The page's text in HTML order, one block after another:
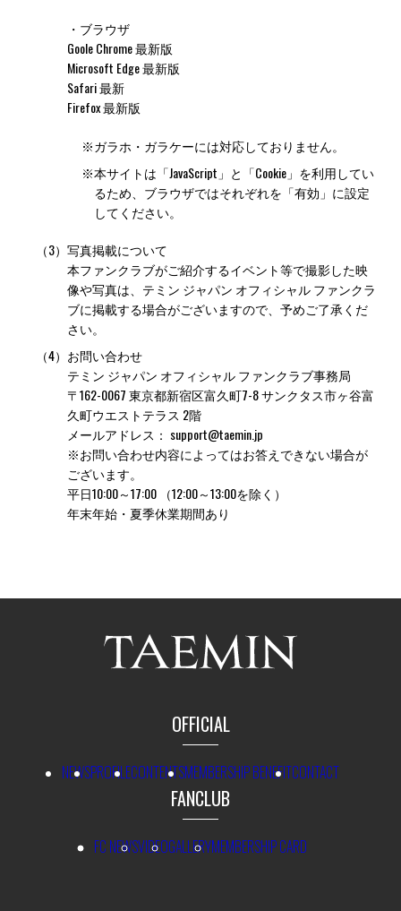
・ブラウザ
Goole Chrome 最新版
Microsoft Edge 最新版
Safari 最新
Firefox 最新版
※ガラホ・ガラケーには対応しておりません。
※本サイトは「JavaScript」と「Cookie」を利用してい
るため、ブラウザではそれぞれを「有効」に設定
してください。
（3） 写真掲載について
本ファンクラブがご紹介するイベント等で撮影した映
像や写真は、テミン ジャパン オフィシャル ファンクラ
ブに掲載する場合がございますので、予めご了承くだ
さい。
（4） お問い合わせ
テミン ジャパン オフィシャル ファンクラブ事務局
〒162-0067 東京都新宿区富久町7-8 サンクタス市ヶ谷富
久町ウエストテラス 2階
メールアドレス： support@taemin.jp
※お問い合わせ内容によってはお答えできない場合が
ございます。
平日10:00～17:00 （12:00～13:00を除く）
年末年始・夏季休業期間あり
OFFICIAL
NEWSPROFILECONTENTSMEMBERSHIP BENEFITCONTACT
FANCLUB
FC NEWSVIDEOGALLERYMEMBERSHIP CARD